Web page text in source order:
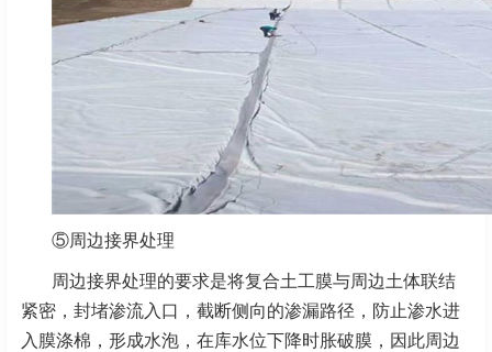
⑤周边接界处理
周边接界处理的要求是将复合土工膜与周边土体联结
紧密，封堵渗流入口，截断侧向的渗漏路径，防止渗水进
入膜涤棉，形成水泡，在库水位下降时胀破膜，因此周边